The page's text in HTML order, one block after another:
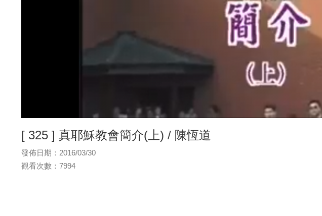
[ 325 ] 真耶穌教會簡介(上) / 陳恆道
發佈日期：2016/03/30
觀看次數：7994